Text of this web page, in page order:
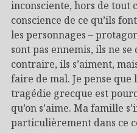
inconsciente, hors de tout
conscience de ce qu’ils
les personnages –
sont pas ennemis, ils ne
contraire, ils s’aiment,
faire de mal. Je pense
tragédie grecque est
qu’on s’aime. Ma famille
particulièrement dans ce